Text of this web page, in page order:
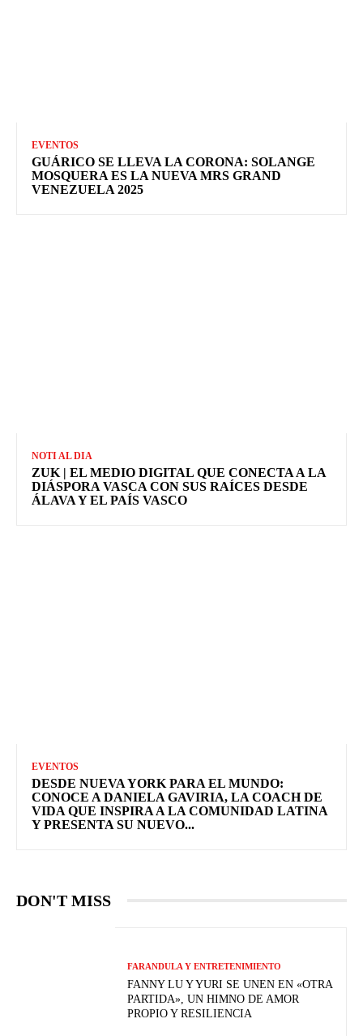
EVENTOS
GUÁRICO SE LLEVA LA CORONA: SOLANGE
MOSQUERA ES LA NUEVA MRS GRAND
VENEZUELA 2025
NOTI AL DIA
ZUK | EL MEDIO DIGITAL QUE CONECTA A LA
DIÁSPORA VASCA CON SUS RAÍCES DESDE
ÁLAVA Y EL PAÍS VASCO
EVENTOS
DESDE NUEVA YORK PARA EL MUNDO:
CONOCE A DANIELA GAVIRIA, LA COACH DE
VIDA QUE INSPIRA A LA COMUNIDAD LATINA
Y PRESENTA SU NUEVO...
DON'T MISS
FARANDULA Y ENTRETENIMIENTO
FANNY LU Y YURI SE UNEN EN «OTRA
PARTIDA», UN HIMNO DE AMOR
PROPIO Y RESILIENCIA